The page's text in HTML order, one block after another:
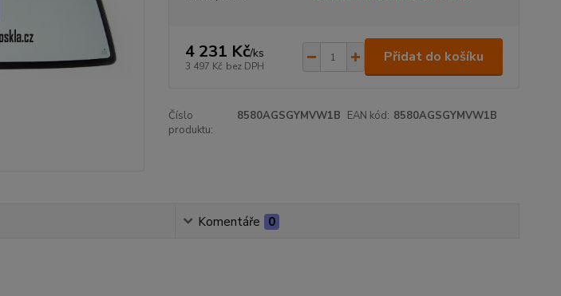
4 231 Kč/ks
3 497 Kč bez DPH
Přidat do košíku
Číslo
produktu:
8580AGSGYMVW1B EAN kód: 8580AGSGYMVW1B
Komentáře 0